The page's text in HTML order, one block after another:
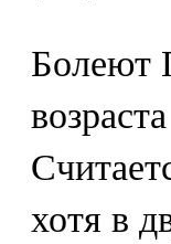
Болеют
хотя в